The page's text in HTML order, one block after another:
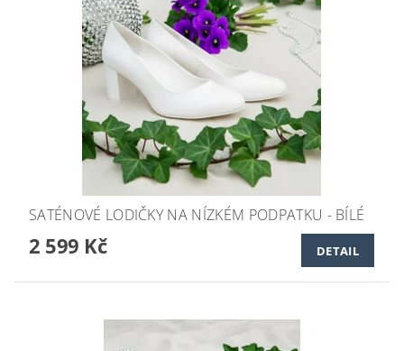
SATÉNOVÉ LODIČKY NA NÍZKÉM PODPATKU - BÍLÉ
2 599 Kč DETAIL